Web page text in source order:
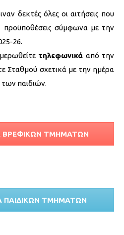
δεκτές όλες οι αιτήσεις που
προϋποθέσεις σύμφωνα με την
26.
τηλεφωνικά από την
Σταθμού σχετικά με την ημέρα
παιδιών.
ΤΜΗΜΑΤΩΝ
ΤΜΗΜΑΤΩΝ